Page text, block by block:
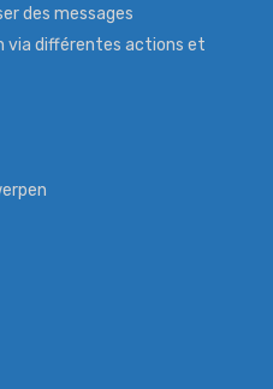
des messages
via différentes actions et